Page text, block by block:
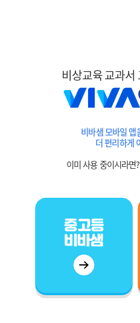
비상교육 교과
비바샘 모바일 앱
더 편리하게
이미 사용 중이시라면